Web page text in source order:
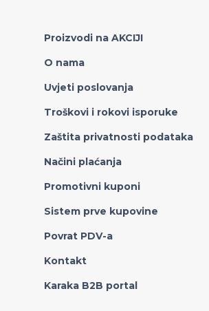
Proizvodi na AKCIJI
O nama
Uvjeti poslovanja
Troškovi i rokovi isporuke
Zaštita privatnosti podataka
Načini plaćanja
Promotivni kuponi
Sistem prve kupovine
Povrat PDV-a
Kontakt
Karaka B2B portal